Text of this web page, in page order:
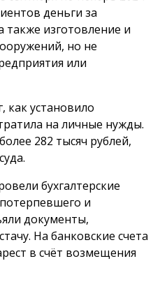
деньги за
изготовление и
но не
или
как установило
на личные нужды.
282 тысяч рублей,
бухгалтерские
и
документы,
На банковские счета
в счёт возмещения